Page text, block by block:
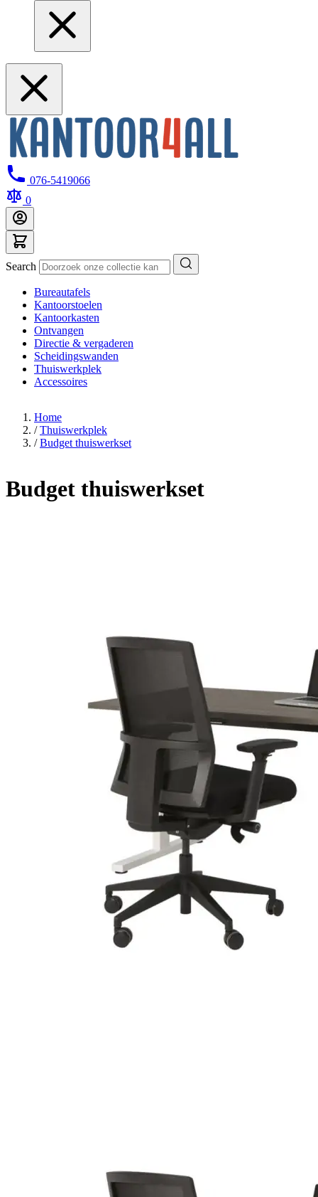
076-5419066
0
Search
Bureautafels
Kantoorstoelen
Kantoorkasten
Ontvangen
Directie & vergaderen
Scheidingswanden
Thuiswerkplek
Accessoires
Home
/ Thuiswerkplek
/ Budget thuiswerkset
Budget thuiswerkset